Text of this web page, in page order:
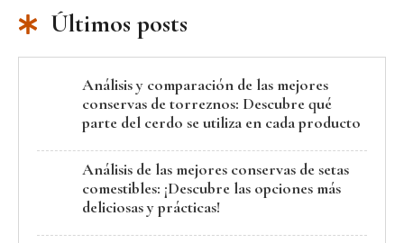
Últimos posts
Análisis y comparación de las mejores
conservas de torreznos: Descubre qué
parte del cerdo se utiliza en cada producto
Análisis de las mejores conservas de setas
comestibles: ¡Descubre las opciones más
deliciosas y prácticas!